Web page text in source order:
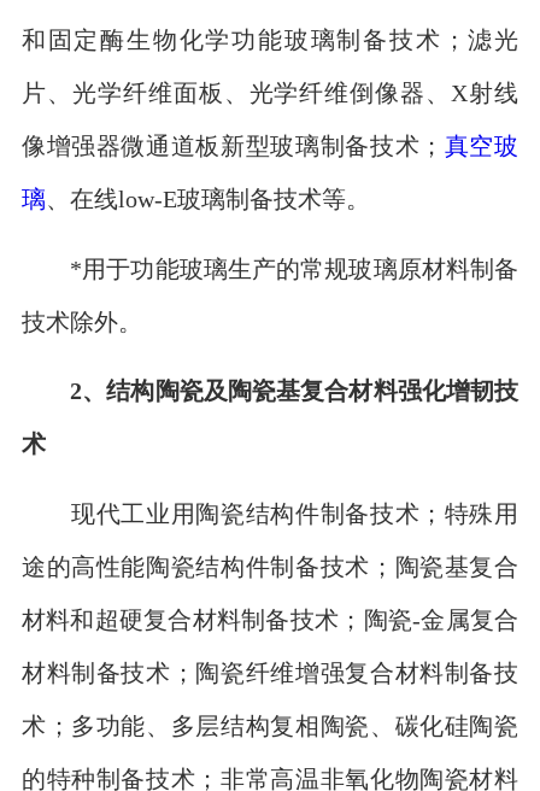
和固定酶生物化学功能玻璃制备技术；滤光
片、光学纤维面板、光学纤维倒像器、X射线
像增强器微通道板新型玻璃制备技术； 真空玻
璃 、在线low-E玻璃制备技术等。
*用于功能玻璃生产的常规玻璃原材料制备
技术除外。
2、结构陶瓷及陶瓷基复合材料强化增韧技
术
现代工业用陶瓷结构件制备技术；特殊用
途的高性能陶瓷结构件制备技术；陶瓷基复合
材料和超硬复合材料制备技术；陶瓷-金属复合
材料制备技术；陶瓷纤维增强复合材料制备技
术；多功能、多层结构复相陶瓷、碳化硅陶瓷
的特种制备技术；非常高温非氧化物陶瓷材料